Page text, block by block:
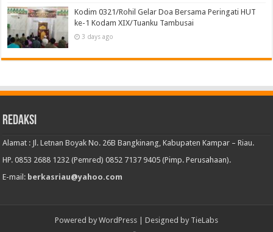
Kodim 0321/Rohil Gelar Doa Bersama Peringati HUT
ke-1 Kodam XIX/Tuanku Tambusai
3 days ago
Redaksi
Alamat : Jl. Letnan Boyak No. 26B Bangkinang, Kabupaten Kampar – Riau.
HP. 0853 2688 1232 (Pemred) 0852 7137 9405 (Pimp. Perusahaan).
E-mail: berkasriau@yahoo.com
Powered by WordPress | Designed by TieLabs